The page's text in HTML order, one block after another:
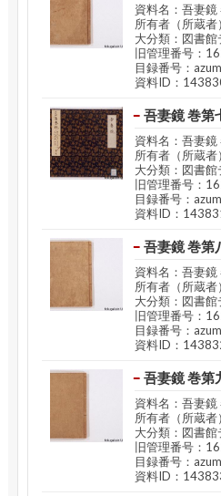
資料名：吾妻鏡
所有者（所蔵
大分類：図書
旧管理番号：
目録番号：
資料ID：
吾妻鏡 巻第
資料名：吾妻鏡
所有者（所蔵
大分類：図書
旧管理番号：
目録番号：
資料ID：
吾妻鏡 巻第
資料名：吾妻鏡
所有者（所蔵
大分類：図書
旧管理番号：
目録番号：
資料ID：
吾妻鏡 巻第
資料名：吾妻鏡
所有者（所蔵
大分類：図書
旧管理番号：
目録番号：
資料ID：